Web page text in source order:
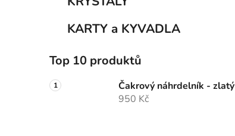
KARTY a KYVADLA
Top 10 produktů
Čakrový náhrdelník - zlatý
950 Kč